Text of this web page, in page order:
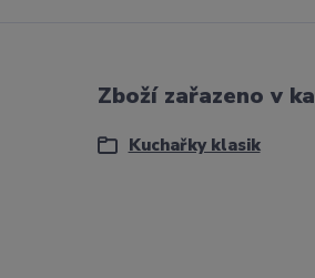
Zboží zařazeno v
Kuchařky klasik